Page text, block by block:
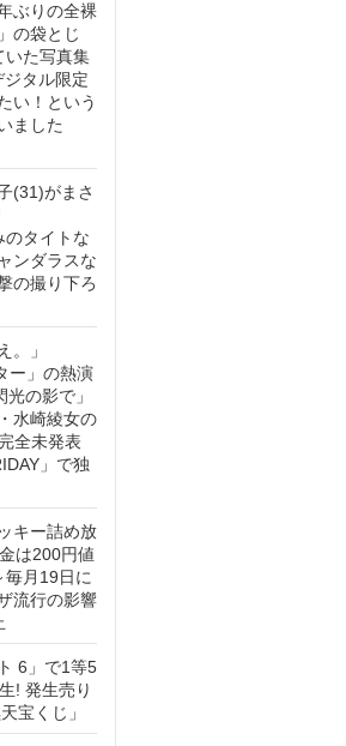
ぶりの全裸
の袋とじ
いた写真集
ジタル限定
い！という
ました
(31)がまさ
のタイトな
ンダラスな
の撮り下ろ
え。」
ー」の熱演
の影で」
水崎綾女の
全未発表
」で独
キー詰め放
は200円値
毎月19日に
流行の影響
6」で1等5
! 発生売り
宝くじ」